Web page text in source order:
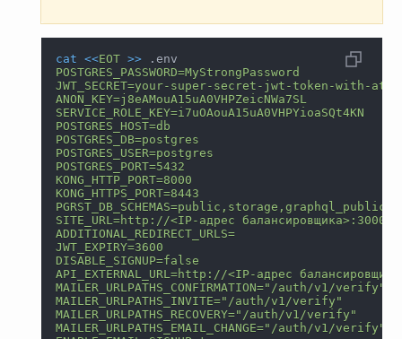
cat <<EOT >> .env
POSTGRES_PASSWORD=MyStrongPassword
JWT_SECRET=your-super-secret-jwt-token-with-
ANON_KEY=j8eAMouA15uA0VHPZeicNWa7SL
SERVICE_ROLE_KEY=i7uOAouA15uA0VHPYioaSQt4KN
POSTGRES_HOST=db
POSTGRES_DB=postgres
POSTGRES_USER=postgres
POSTGRES_PORT=5432
KONG_HTTP_PORT=8000
KONG_HTTPS_PORT=8443
PGRST_DB_SCHEMAS=public,storage,graphql_public
SITE_URL=http://<IP-адрес балансировщика>:3000
ADDITIONAL_REDIRECT_URLS=
JWT_EXPIRY=3600
DISABLE_SIGNUP=false
API_EXTERNAL_URL=http://<IP-адрес
MAILER_URLPATHS_CONFIRMATION="/auth/v1/verify"
MAILER_URLPATHS_INVITE="/auth/v1/verify"
MAILER_URLPATHS_RECOVERY="/auth/v1/verify"
MAILER_URLPATHS_EMAIL_CHANGE="/auth/v1/verify"